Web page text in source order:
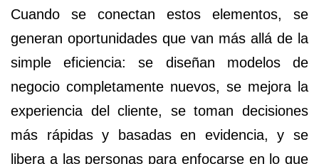
Cuando se conectan estos elementos, se
generan oportunidades que van más allá de la
simple eficiencia: se diseñan modelos de
negocio completamente nuevos, se mejora la
experiencia del cliente, se toman decisiones
más rápidas y basadas en evidencia, y se
libera a las personas para enfocarse en lo que